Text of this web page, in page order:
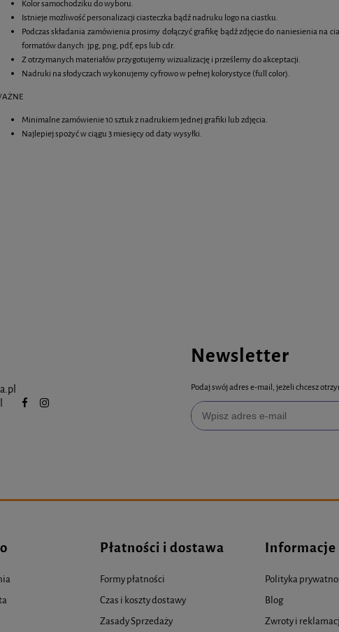
Kolor samochodziku do wyboru.
Istnieje możliwość personalizacji ciasteczka bądź nadruku logo na ciastku.
Podczas składania zamówienia prosimy dołączyć grafikę bądź zdjęcie do naniesienia
formatów danych: jpg, png, pdf, eps lub cdr.
Z otrzymanych materiałów przygotujemy wizualizację i prześlemy do akceptacji.
Nadruki na słodyczach wykonujemy cyfrowo w pełnej kolorystyce (full color).
Minimalne zamówienie 10 sztuk z nadrukiem jednej grafiki lub zdjęcia.
Najlepiej spożyć w ciągu 3 miesięcy od daty wysyłki.
Newsletter
Podaj swój adres e-mail, jeżeli chcesz
Płatności i dostawa
Formy płatności
Czas i koszty dostawy
Zasady Sprzedaży
Informacje
Polityka
Blog
Zwroty i